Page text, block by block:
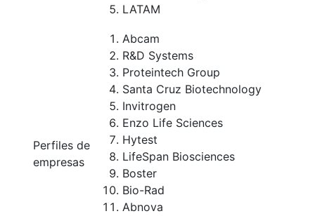
LATAM
Perfiles de
empresas
Abcam
R&D Systems
Proteintech Group
Santa Cruz Biotechnology
Invitrogen
Enzo Life Sciences
Hytest
LifeSpan Biosciences
Boster
Bio-Rad
Abnova